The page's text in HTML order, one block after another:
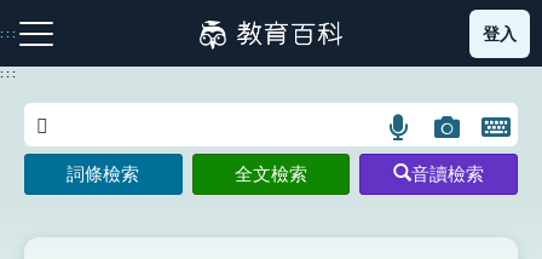
到
主
:::
注音索引圖示 筆畫索引圖示 部首索引表圖示
登入
:::
語
言
搜
圖
片
搜
開
鍵
圖
詞條檢索 全文檢索 音讀檢索